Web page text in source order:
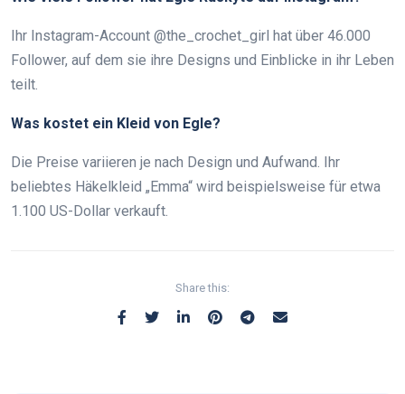
Ihr Instagram-Account @the_crochet_girl hat über 46.000
Follower, auf dem sie ihre Designs und Einblicke in ihr Leben
teilt.
Was kostet ein Kleid von Egle?
Die Preise variieren je nach Design und Aufwand. Ihr
beliebtes Häkelkleid „Emma“ wird beispielsweise für etwa
1.100 US-Dollar verkauft.
Share this: